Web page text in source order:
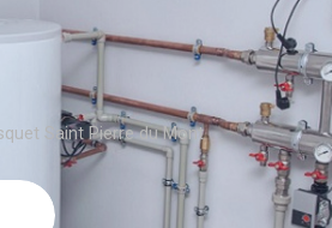
Saint Pierre du Mont